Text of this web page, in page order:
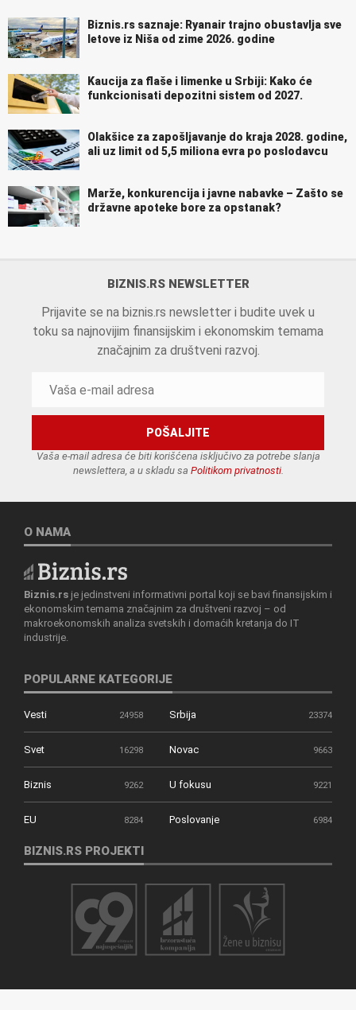
Biznis.rs saznaje: Ryanair trajno obustavlja sve
letove iz Niša od zime 2026. godine
Kaucija za flaše i limenke u Srbiji: Kako će
funkcionisati depozitni sistem od 2027.
Olakšice za zapošljavanje do kraja 2028. godine,
ali uz limit od 5,5 miliona evra po poslodavcu
Marže, konkurencija i javne nabavke – Zašto se
državne apoteke bore za opstanak?
BIZNIS.RS NEWSLETTER
Prijavite se na biznis.rs newsletter i budite uvek u
toku sa najnovijim finansijskim i ekonomskim temama
značajnim za društveni razvoj.
Vaša e-mail adresa će biti korišćena isključivo za potrebe slanja
newslettera, a u skladu sa Politikom privatnosti.
O NAMA
Biznis.rs je jedinstveni informativni portal koji se bavi finansijskim i
ekonomskim temama značajnim za društveni razvoj – od
makroekonomskih analiza svetskih i domaćih kretanja do IT
industrije.
POPULARNE KATEGORIJE
Vesti 24958 Srbija 23374
Svet 16298 Novac 9663
Biznis 9262 U fokusu 9221
EU 8284 Poslovanje 6984
BIZNIS.RS PROJEKTI